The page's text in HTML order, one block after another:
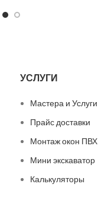
УСЛУГИ
Мастера и Услуги
Прайс доставки
Монтаж окон ПВХ
Мини экскаватор
Калькуляторы